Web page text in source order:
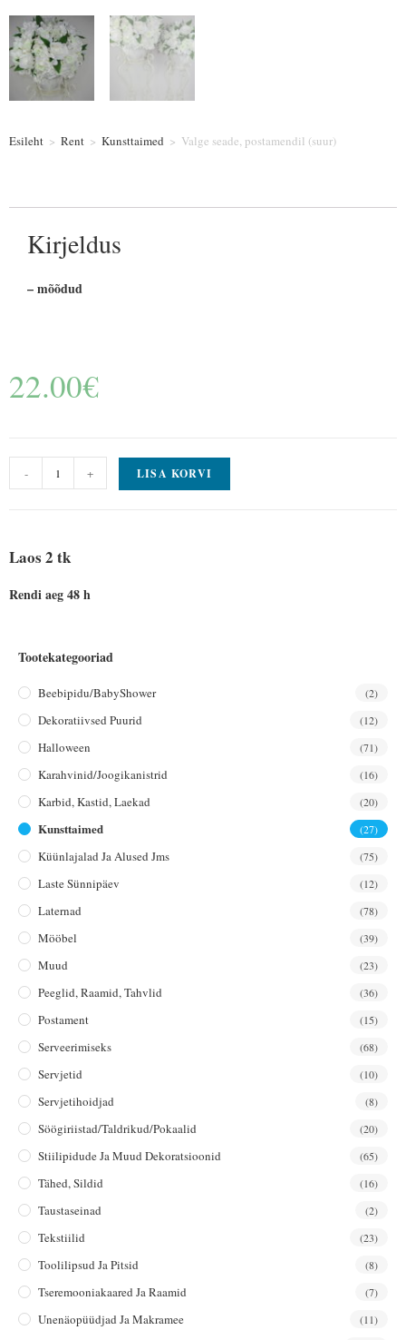
Esileht > Rent > Kunsttaimed > Valge seade, postamendil (suur)
Kirjeldus
– mõõdud
22.00€
- + LISA KORVI
Laos 2 tk
Rendi aeg 48 h
Tootekategooriad
Beebipidu/BabyShower (2)
Dekoratiivsed Puurid (12)
Halloween (71)
Karahvinid/joogikanistrid (16)
Karbid, Kastid, Laekad (20)
Kunsttaimed (27)
Küünlajalad Ja Alused Jms (75)
Laste Sünnipäev (12)
Laternad (78)
Mööbel (39)
Muud (23)
Peeglid, Raamid, Tahvlid (36)
Postament (15)
Serveerimiseks (68)
Servjetid (10)
Servjetihoidjad (8)
Söögiriistad/taldrikud/pokaalid (20)
Stiilipidude Ja Muud Dekoratsioonid (65)
Tähed, Sildid (16)
Taustaseinad (2)
Tekstiilid (23)
Toolilipsud Ja Pitsid (8)
Tseremooniakaared Ja Raamid (7)
Unenäopüüdjad Ja Makramee (11)